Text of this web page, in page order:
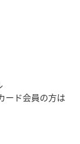
ード会員の方は